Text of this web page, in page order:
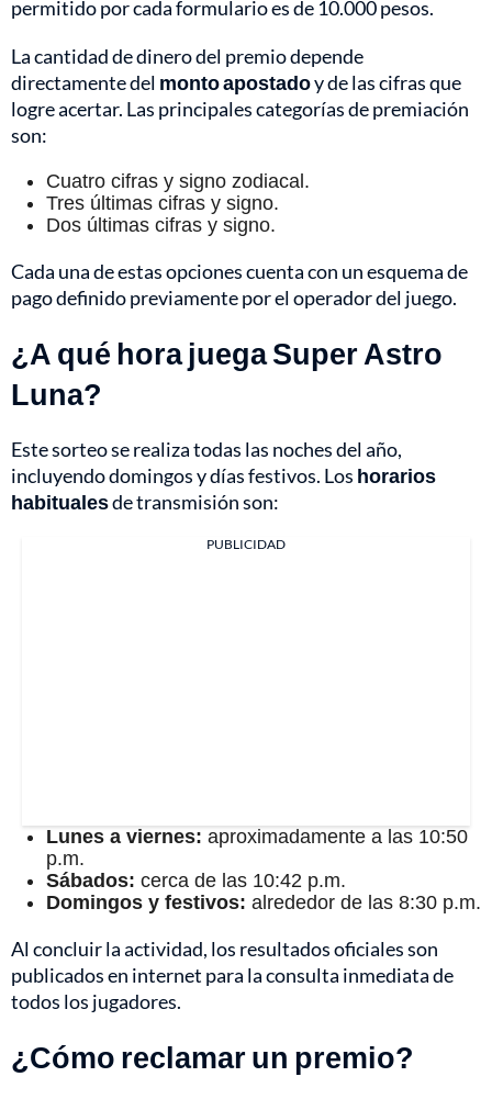
permitido por cada formulario es de 10.000 pesos.
La cantidad de dinero del premio depende
directamente del monto apostadoy de las cifras que
logre acertar. Las principales categorías de premiación
son:
Cuatro cifras y signo zodiacal.
Tres últimas cifras y signo.
Dos últimas cifras y signo.
Cada una de estas opciones cuenta con un esquema de
pago definido previamente por el operador del juego.
¿A qué hora juega Super Astro
Luna?
Este sorteo se realiza todas las noches del año,
incluyendo domingos y días festivos. Los horarios
habitualesde transmisión son:
PUBLICIDAD
Lunes a viernes: aproximadamente a las 10:50
p.m.
Sábados: cerca de las 10:42 p.m.
Domingos y festivos: alrededor de las 8:30 p.m.
Al concluir la actividad, los resultados oficiales son
publicados en internet para la consulta inmediata de
todos los jugadores.
¿Cómo reclamar un premio?